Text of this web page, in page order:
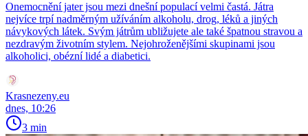
Onemocnění jater jsou mezi dnešní populací velmi častá. Játra
nejvíce trpí nadměrným užíváním alkoholu, drog, léků a jiných
návykových látek. Svým játrům ubližujete ale také špatnou stravou a
nezdravým životním stylem. Nejohroženějšími skupinami jsou
alkoholici, obézní lidé a diabetici.
Krasnezeny.eu
dnes, 10:26
3 min